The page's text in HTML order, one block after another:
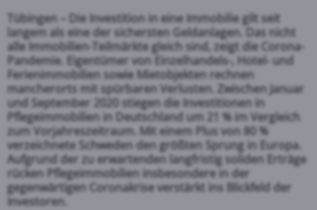
Tübingen – Die Investition in eine Immobilie gilt seit
langem als eine der sichersten Geldanlagen. Das nicht
alle Immobilien-Teilmärkte gleich sind, zeigt die Corona-
Pandemie. Eigentümer von Einzelhandels-, Hotel- und
Ferienimmobilien sowie Mietobjekten rechnen
mancherorts mit spürbaren Verlusten.
Zwischen Januar
und September 2020 stiegen die Investitionen in
Pflegeimmobilien in Deutschland um 21 % im Vergleich
zum Vorjahreszeitraum. Mit einem Plus von 80 %
verzeichnete Schweden den größten Sprung in Europa.
Aufgrund der zu erwartenden langfristig soliden Erträge
rücken Pflegeimmobilien insbesondere in der
gegenwärtigen Coronakrise verstärkt ins Blickfeld der
Investoren.